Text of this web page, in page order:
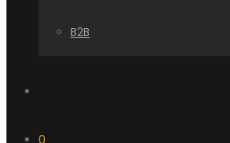
B2B
0